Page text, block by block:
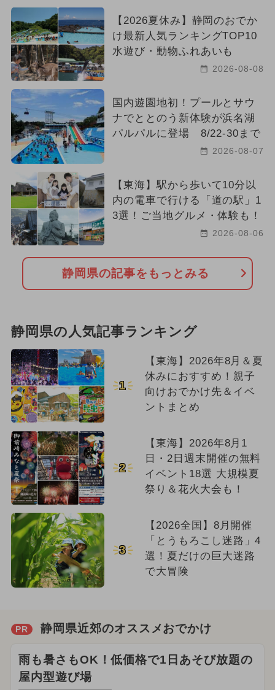
【2026夏休み】静岡のおでか
け最新人気ランキングTOP10
水遊び・動物ふれあいも
2026-08-08
国内遊園地初！プールとサウ
ナでととのう新体験が浜名湖
パルパルに登場 8/22-30まで
2026-08-07
【東海】駅から歩いて10分以
内の電車で行ける「道の駅」1
3選！ご当地グルメ・体験も！
2026-08-06
静岡県の記事をもっとみる
静岡県の人気記事ランキング
1
【東海】2026年8月＆夏
休みにおすすめ！親子
向けおでかけ先＆イベ
ントまとめ
2
【東海】2026年8月1
日・2日週末開催の無料
イベント18選 大規模夏
祭り＆花火大会も！
3
【2026全国】8月開催
「とうもろこし迷路」4
選！夏だけの巨大迷路
で大冒険
PR 静岡県近郊のオススメおでかけ
雨も暑さもOK！低価格で1日あそび放題の
屋内型遊び場